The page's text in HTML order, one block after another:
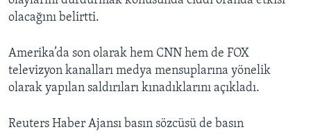
olacağını belirtti.
Amerika’da son olarak hem CNN hem de FOX
televizyon kanalları medya mensuplarına yönelik
olarak yapılan saldırıları kınadıklarını açıkladı.
Reuters Haber Ajansı basın sözcüsü de basın